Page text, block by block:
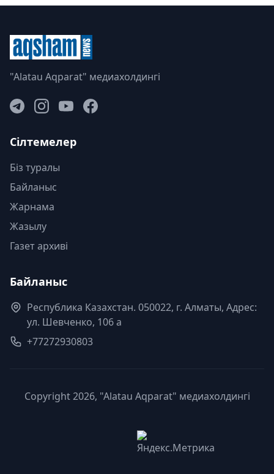
"Alatau Aqparat" медиахолдингі
Сілтемелер
Біз туралы
Байланыс
Жарнама
Жазылу
Газет архиві
Байланыс
Республика Казахстан. 050022, г. Алматы, Адрес:
ул. Шевченко, 106 а
+77272930803
Copyright 2026, "Alatau Aqparat" медиахолдингі